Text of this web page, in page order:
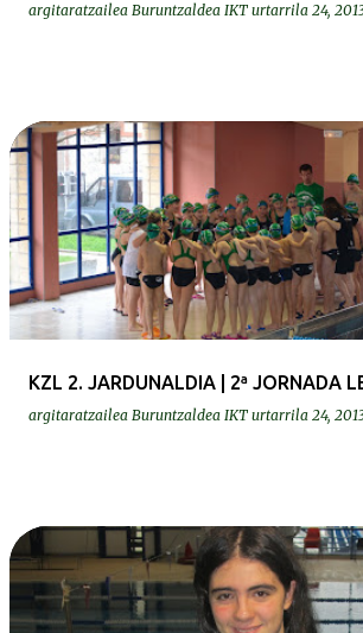
argitaratzailea Buruntzaldea IKT urtarrila 24,
KZL 2. JARDUNALDIA | 2ª JORNADA
argitaratzailea Buruntzaldea IKT urtarrila 24,